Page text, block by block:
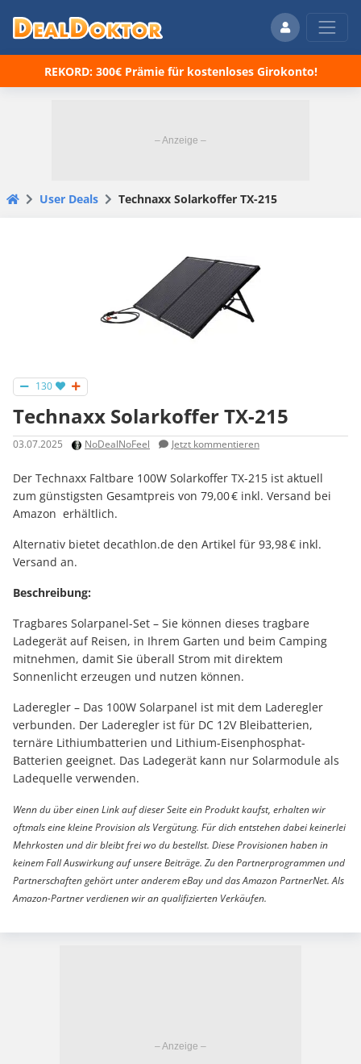
REKORD: 300€ Prämie für kostenloses Girokonto!
User Deals Technaxx Solarkoffer TX-215
130
Technaxx Solarkoffer TX-215
03.07.2025 NoDealNoFeel Jetzt kommentieren
Der Technaxx Faltbare 100W Solarkoffer TX-215 ist aktuell
zum günstigsten Gesamtpreis von 79,00 € inkl. Versand bei
Amazon erhältlich.
Alternativ bietet decathlon.de den Artikel für 93,98 € inkl.
Versand an.
Beschreibung:
Tragbares Solarpanel-Set – Sie können dieses tragbare
Ladegerät auf Reisen, in Ihrem Garten und beim Camping
mitnehmen, damit Sie überall Strom mit direktem
Sonnenlicht erzeugen und nutzen können.
Laderegler – Das 100W Solarpanel ist mit dem Laderegler
verbunden. Der Laderegler ist für DC 12V Bleibatterien,
ternäre Lithiumbatterien und Lithium-Eisenphosphat-
Batterien geeignet. Das Ladegerät kann nur Solarmodule als
Ladequelle verwenden.
Wenn du über einen Link auf dieser Seite ein Produkt kaufst, erhalten wir
oftmals eine kleine Provision als Vergütung. Für dich entstehen dabei keinerlei
Mehrkosten und dir bleibt frei wo du bestellst. Diese Provisionen haben in
keinem Fall Auswirkung auf unsere Beiträge. Zu den Partnerprogrammen und
Partnerschaften gehört unter anderem eBay und das Amazon PartnerNet. Als
Amazon-Partner verdienen wir an qualifizierten Verkäufen.